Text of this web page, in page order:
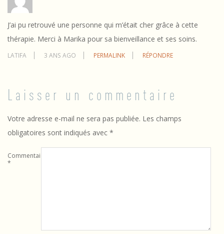
J’ai pu retrouvé une personne qui m’était cher grâce à cette
thérapie. Merci à Marika pour sa bienveillance et ses soins.
LATIFA 3 ANS AGO PERMALINK RÉPONDRE
Laisser un commentaire
Votre adresse e-mail ne sera pas publiée. Les champs
obligatoires sont indiqués avec *
Commentaire
*